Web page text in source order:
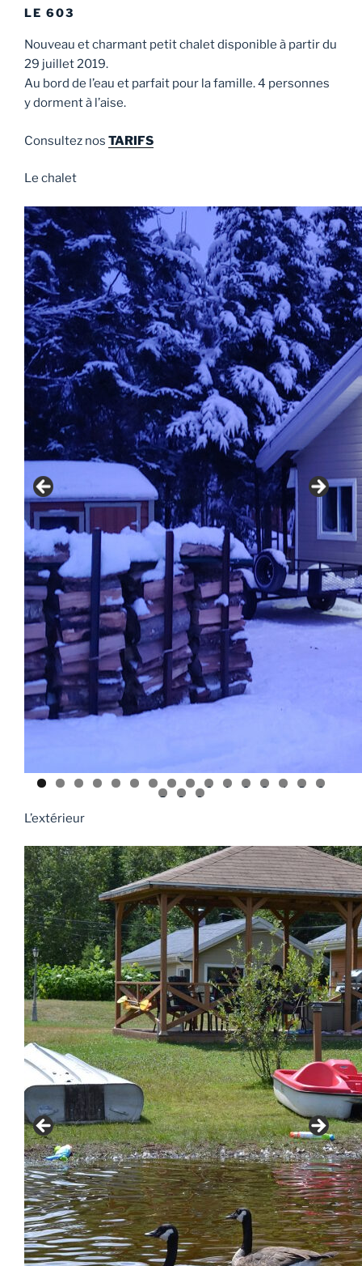
LE 603
Nouveau et charmant petit chalet disponible à partir du
29 juillet 2019.
Au bord de l’eau et parfait pour la famille. 4 personnes
y dorment à l’aise.
Consultez nos TARIFS
Le chalet
0 1 2 3 4 5 6
7 8
9
L’extérieur